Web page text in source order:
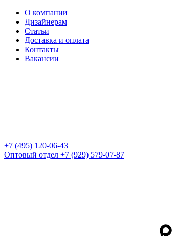
О компании
Дизайнерам
Статьи
Доставка и оплата
Контакты
Вакансии
+7 (495) 120-06-43
Оптовый отдел +7 (929) 579-07-87